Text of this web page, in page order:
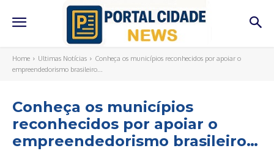
Home Ultimas Notícias
Conheça os municípios reconhecidos por apoiar o
empreendedorismo brasileiro...
Conheça os municípios
reconhecidos por apoiar o
empreendedorismo brasileiro…